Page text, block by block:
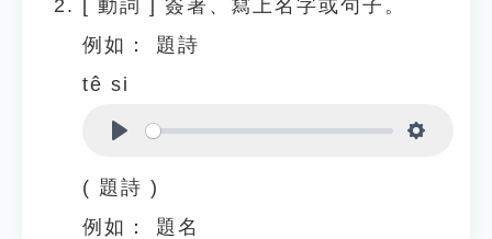
[ 動詞 ] 簽署、寫上名字或句子。
例如：
題詩
tê si
( 題詩 )
例如：
題名